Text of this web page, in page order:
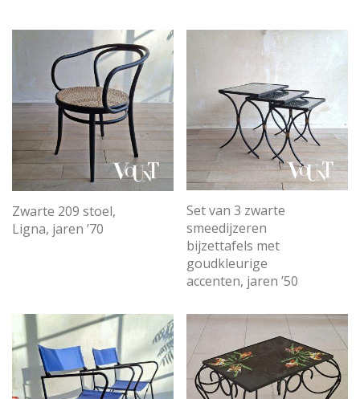
Zwarte 209 stoel,
Ligna, jaren ’70
Set van 3 zwarte
smeedijzeren
bijzettafels met
goudkleurige
accenten, jaren ’50